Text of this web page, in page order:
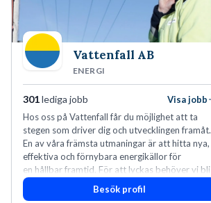
Vattenfall AB
ENERGI
301lediga jobb
Visa jobb
Hos oss på Vattenfall får du möjlighet att ta
stegen som driver dig och utvecklingen framåt.
En av våra främsta utmaningar är att hitta nya,
effektiva och förnybara energikällor för
en hållbar framtid. För att lyckas behöver vi bli
fler medarbetare som vill göra skillnad.
Besök profil